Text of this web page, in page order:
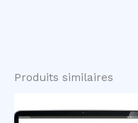
Produits similaires